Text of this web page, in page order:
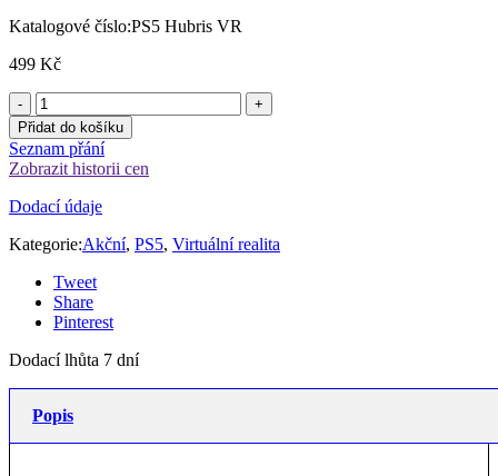
Katalogové číslo:PS5 Hubris VR
499 Kč
Přidat do košíku
Seznam přání
Zobrazit historii cen
Dodací údaje
Kategorie:Akční, PS5, Virtuální realita
Tweet
Share
Pinterest
Dodací lhůta 7 dní
Popis